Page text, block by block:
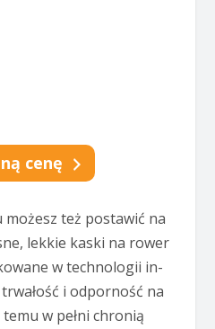
cenę
też postawić na
lekkie kaski na rower
w technologii in-
i odporność na
w pełni chronią